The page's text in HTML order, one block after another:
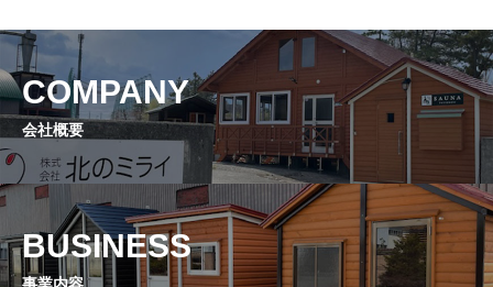
COMPANY
会社概要
BUSINESS